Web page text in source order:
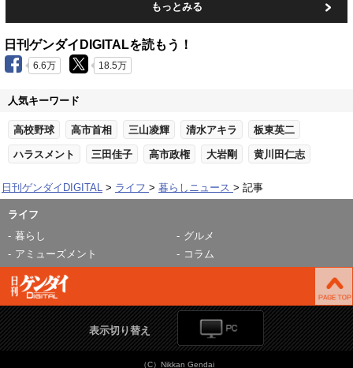
もっとみる
日刊ゲンダイDIGITALを読もう！
6.6万 18.5万
人気キーワード
高校野球 高市首相 三山凌輝 清水アキラ 板東英二
ハラスメント 三田佳子 高市政権 大岩剛 黄川田仁志
日刊ゲンダイDIGITAL ライフ 暮らしニュース 記事
ライフ
暮らし
グルメ
アミューズメント
コラム
表示切り替え
（C）Nikkan Gendai